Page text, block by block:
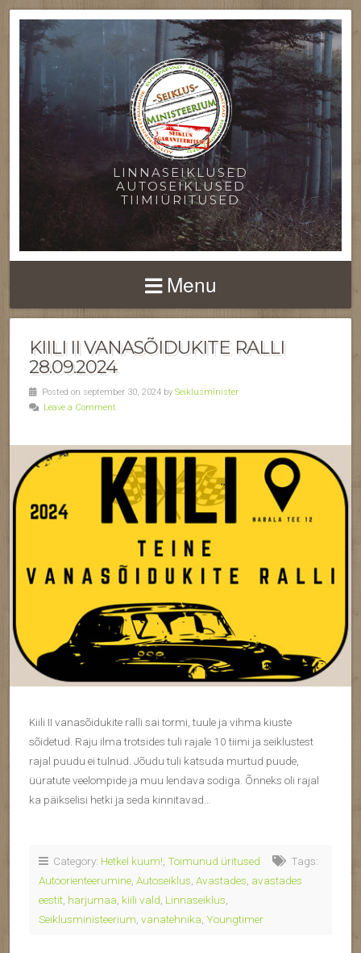
LINNASEIKLUSED
AUTOSEIKLUSED
TIIMIÜRITUSED
Menu
KIILI II VANASÕIDUKITE RALLI
28.09.2024
Posted on september 30, 2024 by Seiklusminister
Leave a Comment
Kiili II vanasõidukite ralli sai tormi, tuule ja vihma kiuste
sõidetud. Raju ilma trotsides tuli rajale 10 tiimi ja seiklustest
rajal puudu ei tulnud. Jõudu tuli katsuda murtud puude,
üüratute veelompide ja muu lendava sodiga. Õnneks oli rajal
ka päikselisi hetki ja seda kinnitavad…
Category: Hetkel kuum! Toimunud üritused
Tags:
Autoorienteerumine Autoseiklus Avastades avastades
eestit harjumaa kiili vald Linnaseiklus
Seiklusministeerium vanatehnika Youngtimer